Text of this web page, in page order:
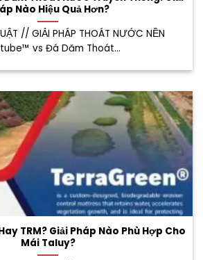
Nào Hiệu Quả Hơn?
// GIẢI PHÁP THOÁT NƯỚC NỀN
vs Đá Dăm Thoát...
TRM? Giải Pháp Nào Phù Hợp Cho
Mái Taluy?